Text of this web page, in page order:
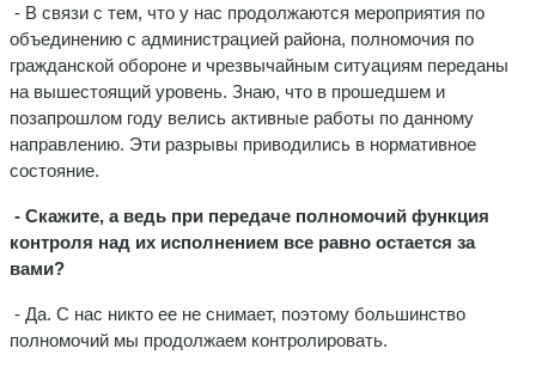
- В связи с тем, что у нас продолжаются мероприятия по
объединению с администрацией района, полномочия по
гражданской обороне и чрезвычайным ситуациям переданы
на вышестоящий уровень. Знаю, что в прошедшем и
позапрошлом году велись активные работы по данному
направлению. Эти разрывы приводились в нормативное
состояние.
- Скажите, а ведь при передаче полномочий функция
контроля над их исполнением все равно остается за
вами?
- Да. С нас никто ее не снимает, поэтому большинство
полномочий мы продолжаем контролировать.